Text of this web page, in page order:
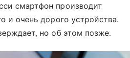
смартфон производит
и очень дорого устройства.
но об этом позже.